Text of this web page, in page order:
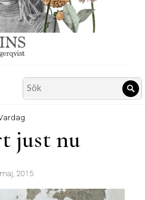
Search
for:
just nu
2015